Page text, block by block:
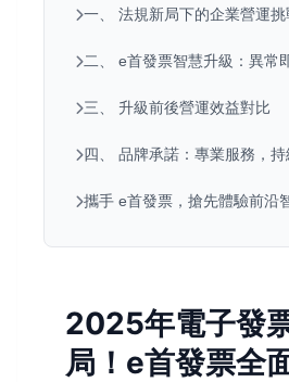
一、 法規新局下的企業營運挑
二、 e首發票智慧升級：異常
三、 升級前後營運效益對比
四、 品牌承諾：專業服務，
攜手 e首發票，搶先體驗前沿
2025年電子發
局！e首發票全